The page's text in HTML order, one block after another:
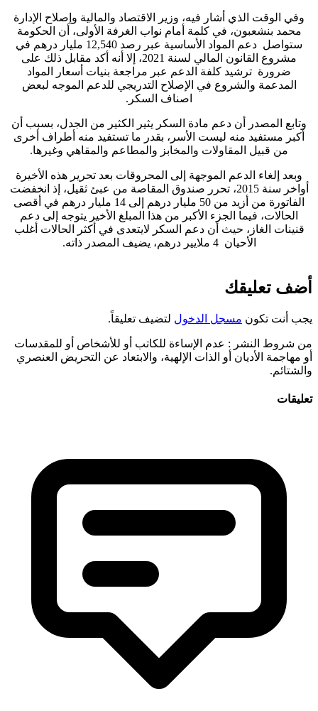
وفي الوقت الذي أشار فيه، وزير الاقتصاد والمالية وإصلاح الإدارة
محمد بنشعبون، في كلمة أمام نواب الغرفة الأولى، أن الحكومة
ستواصل دعم المواد الأساسية عبر رصد 12,540 مليار درهم في
مشروع القانون المالي لسنة 2021، إلا أنه أكد مقابل ذلك على
ضرورة ترشيد كلفة الدعم عبر مراجعة بنيات أسعار المواد
المدعمة والشروع في الإصلاح التدريجي للدعم الموجه لبعض
اصناف السكر.
وتابع المصدر أن دعم مادة السكر يثير الكثير من الجدل، بسبب أن
أكبر مستفيد منه ليست الأسر، بقدر ما تستفيد منه أطراف أخرى
من قبيل المقاولات والمخابز والمطاعم والمقاهي وغيرها.
وبعد إلغاء الدعم الموجهة إلى المحروقات بعد تحرير هذه الأخيرة
أواخر سنة 2015، تحرر صندوق المقاصة من عبئ ثقيل، إذ انخفضت
الفاتورة من أزيد من 50 مليار درهم إلى 14 مليار درهم في أقصى
الحالات، فيما الجزء الأكبر من هذا المبلغ الأخير يتوجه إلى دعم
قنينات الغاز، حيث أن دعم السكر لايتعدى في أكثر الحالات أغلب
الأحيان 4 ملايير درهم، يضيف المصدر ذاته.
تعليقك
أنت تكونمسجل الدخوللتضيف تعليقاً.
شروط النشر: عدم الإساءة للكاتب أو للأشخاص أو للمقدسات
مهاجمة الأديان أو الذات الإلهية، والابتعاد عن التحريض العنصري